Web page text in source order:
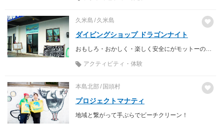
久米島 久米島
ダイビングショップ ドラゴンナイト
おもしろ・おかしく・楽しく安全にがモットーのお店。
アクティビティ・体験
本島北部 国頭村
プロジェクトマナティ
地域と繋がって手ぶらでビーチクリーン！